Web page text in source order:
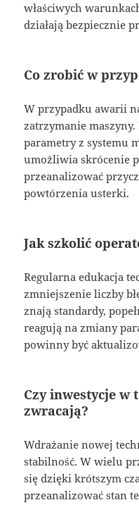
właściwych
działają bezpiecznie
Co zrobić w
W przypadku awarii
zatrzymanie
parametry z systemu
umożliwia skrócenie
przeanalizować
powtórzenia usterki.
Jak szkolić
Regularna edukacja
zmniejszenie liczby
znają standardy,
reagują na zmiany
powinny być
Czy inwestycje w
zwracają?
Wdrażanie nowej
stabilność. W wielu
się dzięki krótszym
przeanalizować stan